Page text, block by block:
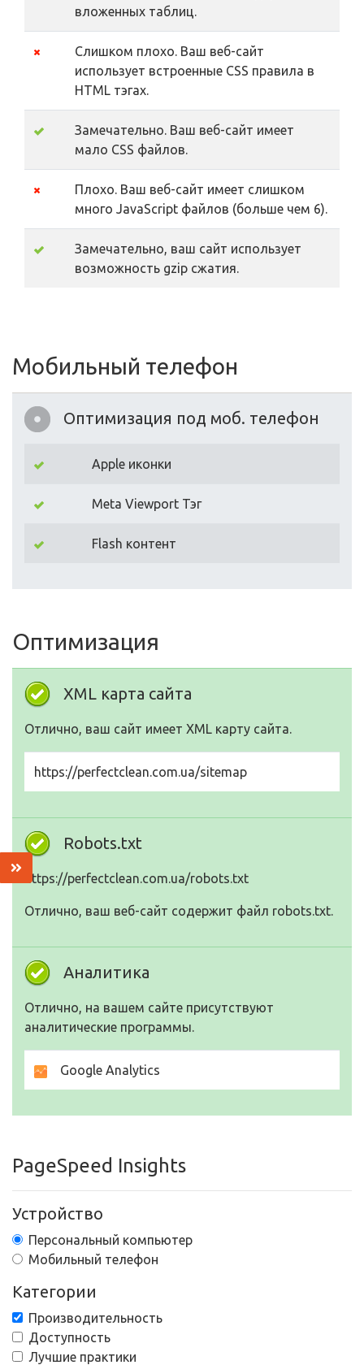
вложенных таблиц.
Слишком плохо. Ваш веб-сайт
использует встроенные CSS правила в
HTML тэгах.
Замечательно. Ваш веб-сайт имеет
мало CSS файлов.
Плохо. Ваш веб-сайт имеет слишком
много JavaScript файлов (больше чем 6).
Замечательно, ваш сайт использует
возможность gzip сжатия.
Мобильный телефон
Оптимизация под моб. телефон
Apple иконки
Meta Viewport Тэг
Flash контент
Оптимизация
XML карта сайта
Отлично, ваш сайт имеет XML карту сайта.
https://perfectclean.com.ua/sitemap
Robots.txt
https://perfectclean.com.ua/robots.txt
Отлично, ваш веб-сайт содержит файл robots.txt.
Аналитика
Отлично, на вашем сайте присутствуют
аналитические программы.
Google Analytics
PageSpeed Insights
Устройство
Персональный компьютер
Мобильный телефон
Категории
Производительность
Доступность
Лучшие практики